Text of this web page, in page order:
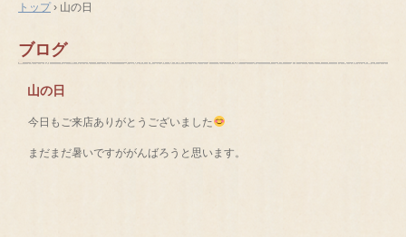
トップ› 山の日
ブログ
山の日
今日もご来店ありがとうございました
まだまだ暑いですががんばろうと思います。